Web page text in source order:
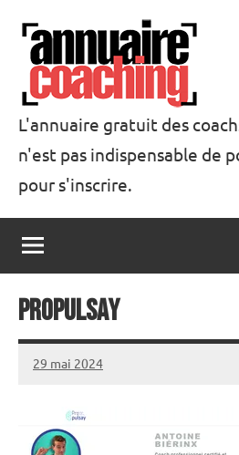
contenu
Annuaire
Coaching
L'annuaire gratuit des
n'est pas indispensable de
pour s'inscrire.
PropulSay
29 mai 2024
annuairecoaching